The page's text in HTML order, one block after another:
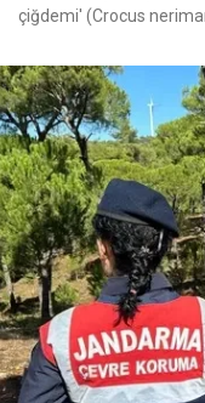
çiğdemi' (Crocus